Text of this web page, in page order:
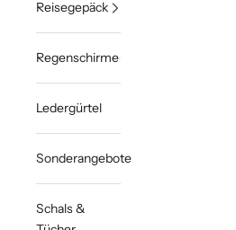
Reisegepäck
Regenschirme
Ledergürtel
Sonderangebote
Schals &